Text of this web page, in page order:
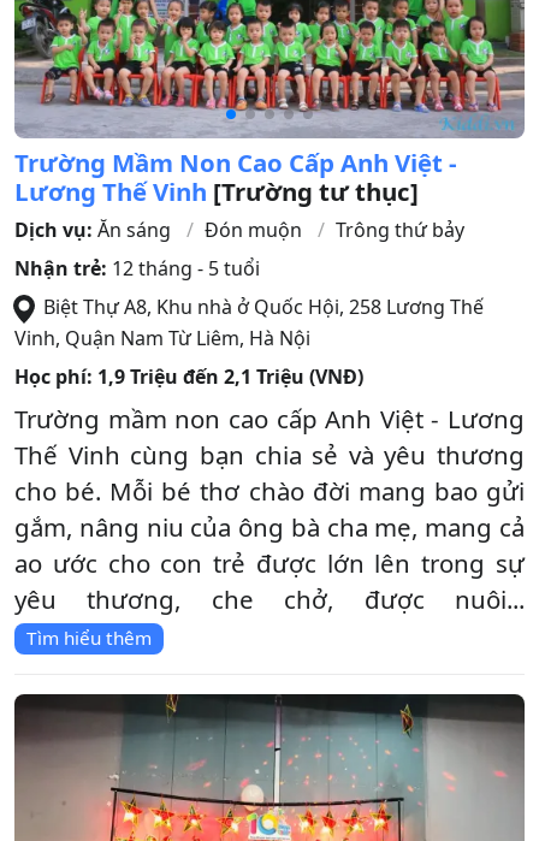
Trường Mầm Non Cao Cấp Anh Việt -
Lương Thế Vinh [Trường tư thục]
Dịch vụ: Ăn sáng Đón muộn
Trông thứ bảy
Nhận trẻ: 12 tháng - 5 tuổi
Biệt Thự A8, Khu nhà ở Quốc Hội, 258 Lương Thế
Vinh, Quận Nam Từ Liêm, Hà Nội
Học phí: 1,9 Triệu đến 2,1 Triệu (VNĐ)
Trường mầm non cao cấp Anh Việt - Lương
Thế Vinh cùng bạn chia sẻ và yêu thương
cho bé. Mỗi bé thơ chào đời mang bao gửi
gắm, nâng niu của ông bà cha mẹ, mang cả
ao ước cho con trẻ được lớn lên trong sự
yêu thương, che chở, được nuôi...
Tìm hiểu thêm